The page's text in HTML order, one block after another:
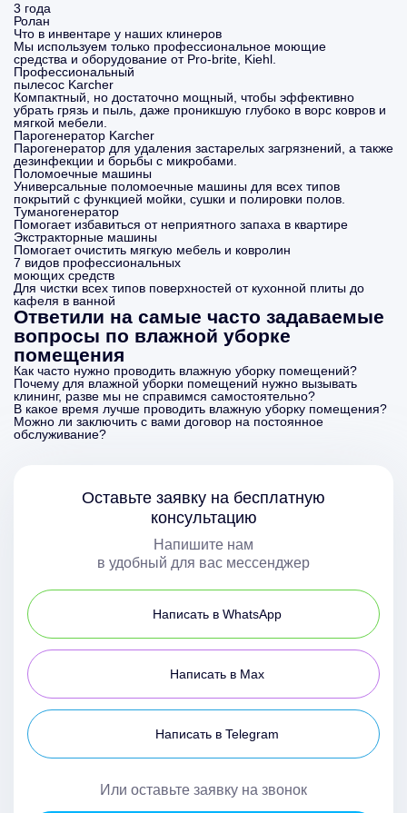
3 года
Ролан
Что в инвентаре у наших клинеров
Мы используем только профессиональное моющие
средства и оборудование от Pro-brite, Kiehl.
Профессиональный
пылесос Karcher
Компактный, но достаточно мощный, чтобы эффективно
убрать грязь и пыль, даже проникшую глубоко в ворс ковров и
мягкой мебели.
Парогенератор Karcher
Парогенератор для удаления застарелых загрязнений, а также
дезинфекции и борьбы с микробами.
Поломоечные машины
Универсальные поломоечные машины для всех типов
покрытий с функцией мойки, сушки и полировки полов.
Туманогенератор
Помогает избавиться от неприятного запаха в квартире
Экстракторные машины
Помогает очистить мягкую мебель и ковролин
7 видов профессиональных
моющих средств
Для чистки всех типов поверхностей от кухонной плиты до
кафеля в ванной
Ответили на самые часто задаваемые
вопросы по влажной уборке
помещения
Как часто нужно проводить влажную уборку помещений?
Почему для влажной уборки помещений нужно вызывать
клининг, разве мы не справимся самостоятельно?
В какое время лучше проводить влажную уборку помещения?
Можно ли заключить с вами договор на постоянное
обслуживание?
Оставьте заявку на бесплатную
консультацию
Напишите нам
в удобный для вас мессенджер
Написать в WhatsApp
Написать в Max
Написать в Telegram
Или оставьте заявку на звонок